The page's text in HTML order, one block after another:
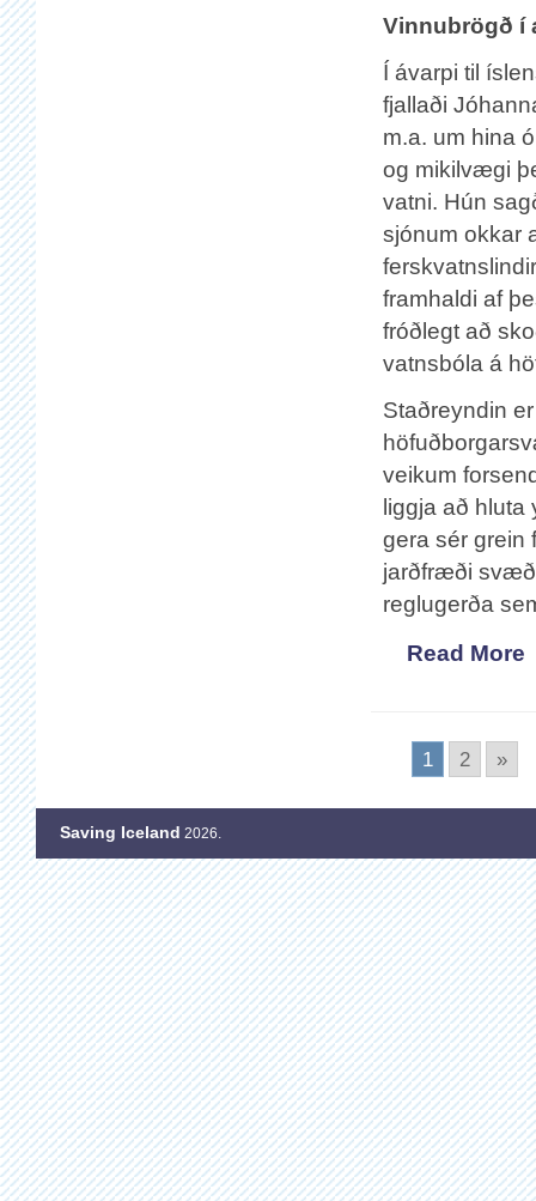
Vinnubrögð í
Í ávarpi til
fjallaði
m.a. um hina
og mikilvægi
vatni. Hún
sjónum okkar
framhaldi af
fróðlegt að
vatnsbóla á
Staðreyndin
veikum
liggja að
gera sér grein
jarðfræði
reglugerða
Read More
1 2 »
Saving Iceland 2026.